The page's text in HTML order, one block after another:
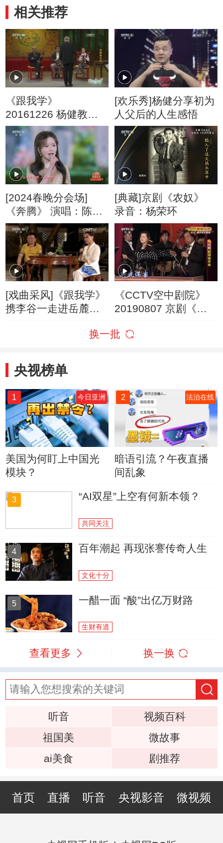
相关推荐
《跟我学》
20161226 杨健教京
胡（一）
[欢乐秀]杨健分享初为
人父后的人生感悟
[2024春晚分会场]
《奔腾》 演唱：陈卓
璇 杨健 陈香水 肖杰
[典藏]京剧《农奴》
录音：杨荣环
[戏曲采风]《跟我学》
携李谷一走进岳麓书
《CCTV空中剧院》
20190807 京剧《乾
换一批
央视榜单
1 今日亚洲
美国为何盯上中国光
模块？
2 法治在线
暗语引流？午夜直播
间乱象
3 “AI双星”上空有何新本领？
共同关注
4 百年潮起 再现张謇传奇人生
文化十分
5 一醋一面 “酸”出亿万财路
生财有道
查看更多 换一换
听音
视频百科
祖国美
微故事
ai美食
剧推荐
首页 直播 听音 央视影音 微视频